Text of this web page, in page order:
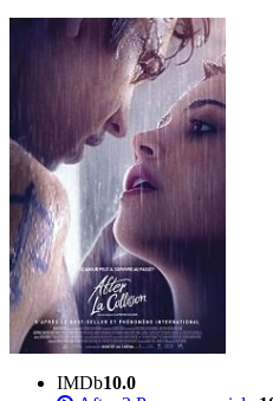
IMDb10.0